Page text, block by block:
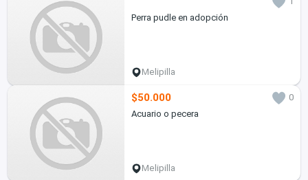
Perra pudle en adopción
Melipilla
$50.000
0
Acuario o pecera
Melipilla